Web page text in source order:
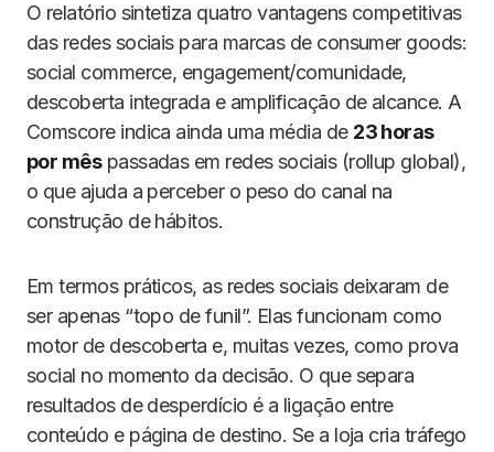
O relatório sintetiza quatro vantagens competitivas
das redes sociais para marcas de consumer goods:
social commerce, engagement/comunidade,
descoberta integrada e amplificação de alcance. A
Comscore indica ainda uma média de 23 horas
por mêspassadas em redes sociais (rollup global),
o que ajuda a perceber o peso do canal na
construção de hábitos.
Em termos práticos, as redes sociais deixaram de
ser apenas “topo de funil”. Elas funcionam como
motor de descoberta e, muitas vezes, como prova
social no momento da decisão. O que separa
resultados de desperdício é a ligação entre
conteúdo e página de destino. Se a loja cria tráfego